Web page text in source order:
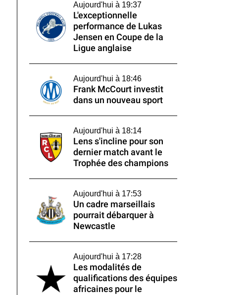
Aujourd'hui à 19:37
L'exceptionnelle
performance de Lukas
Jensen en Coupe de la
Ligue anglaise
Aujourd'hui à 18:46
Frank McCourt investit
dans un nouveau sport
Aujourd'hui à 18:14
Lens s'incline pour son
dernier match avant le
Trophée des champions
Aujourd'hui à 17:53
Un cadre marseillais
pourrait débarquer à
Newcastle
Aujourd'hui à 17:28
Les modalités de
qualifications des équipes
africaines pour le